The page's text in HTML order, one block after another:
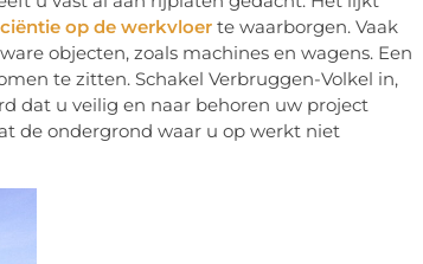
op de werkvloer te waarborgen. Vaak
objecten, zoals machines en wagens. Een
te zitten. Schakel Verbruggen-Volkel in,
dat u veilig en naar behoren uw project
de ondergrond waar u op werkt niet